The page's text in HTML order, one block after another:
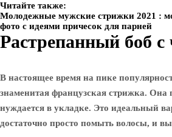
Читайте также:
Молодежные мужские стрижки 2021 :
фото с идеями причесок для парней
Растрепанный боб с
В настоящее время на пике
знаменитая французская стрижка. Она
нуждается в укладке. Это идеальный
достаточно просто помыть волосы, и